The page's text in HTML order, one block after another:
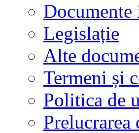
Documente
Legislație
Alte
Termeni și
Politica de
Prelucrarea